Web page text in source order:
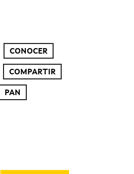
CONOCER
COMPARTIR
PAN